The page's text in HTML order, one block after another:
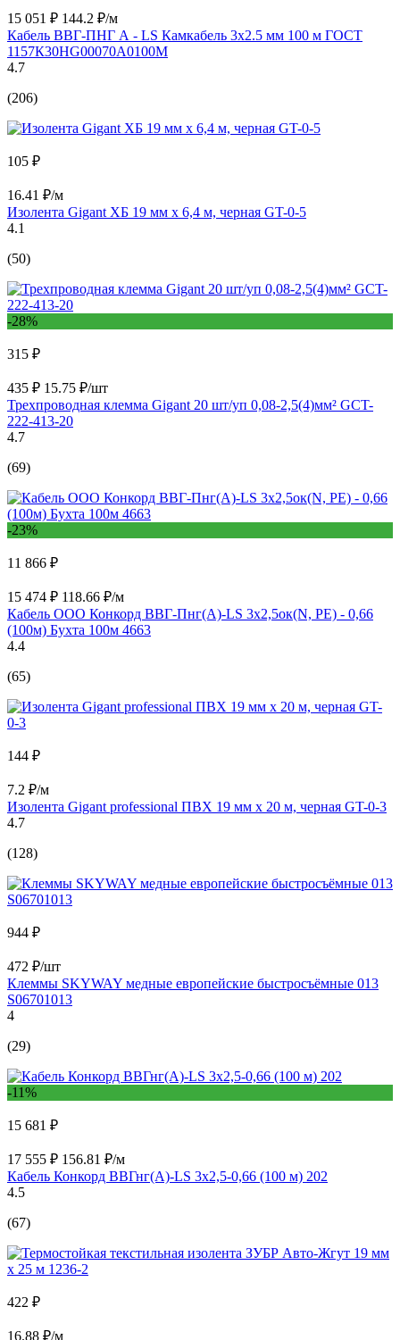
15 051 ₽ 144.2 ₽/м
Кабель ВВГ-ПНГ А - LS Камкабель 3x2.5 мм 100 м ГОСТ
1157К30HG00070А0100М
4.7
(206)
105 ₽
16.41 ₽/м
Изолента Gigant ХБ 19 мм х 6,4 м, черная GT-0-5
4.1
(50)
-28%
315 ₽
435 ₽ 15.75 ₽/шт
Трехпроводная клемма Gigant 20 шт/уп 0,08-2,5(4)мм² GCT-
222-413-20
4.7
(69)
-23%
11 866 ₽
15 474 ₽ 118.66 ₽/м
Кабель ООО Конкорд ВВГ-Пнг(А)-LS 3x2,5ок(N, PE) - 0,66
(100м) Бухта 100м 4663
4.4
(65)
144 ₽
7.2 ₽/м
Изолента Gigant professional ПВХ 19 мм х 20 м, черная GT-0-3
4.7
(128)
944 ₽
472 ₽/шт
Клеммы SKYWAY медные европейские быстросъёмные 013
S06701013
4
(29)
-11%
15 681 ₽
17 555 ₽ 156.81 ₽/м
Кабель Конкорд ВВГнг(А)-LS 3х2,5-0,66 (100 м) 202
4.5
(67)
422 ₽
16.88 ₽/м